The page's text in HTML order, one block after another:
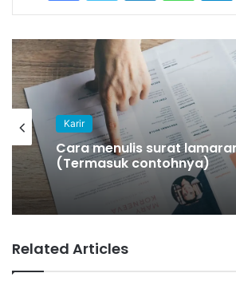
Karir
Cara menulis surat
(Termasuk contohnya)
Related Articles